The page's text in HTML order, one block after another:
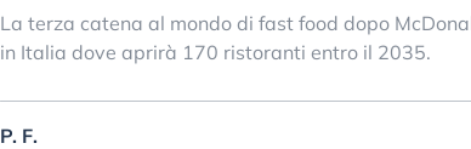
La terza catena al mondo di fast food dopo
in Italia dove aprirà 170 ristoranti entro il 2035.
P. F.